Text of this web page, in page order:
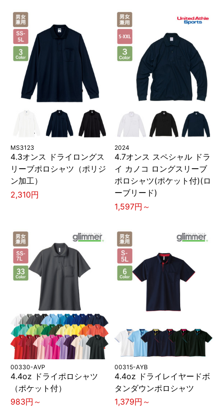
MS3123
4.3オンス ドライロングス
リーブポロシャツ（ポリジ
ン加工）
2,310円
2024
4.7オンス スペシャル ドラ
イ カノコ ロングスリーブ
ポロシャツ(ポケット付)(ロ
ーブリード)
1,597円～
00330-AVP
4.4oz ドライポロシャツ
（ポケット付）
983円～
00315-AYB
4.4oz ドライレイヤードボ
タンダウンポロシャツ
1,379円～